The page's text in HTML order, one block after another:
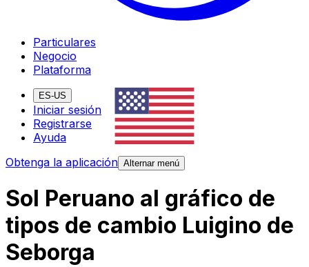
Particulares
Negocio
Plataforma
ES-US
Iniciar sesión
Registrarse
Ayuda
Obtenga la aplicación Alternar menú
Sol Peruano al gráfico de
tipos de cambio Luigino de
Seborga